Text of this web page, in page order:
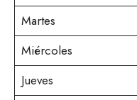
Martes
Miércoles
Jueves